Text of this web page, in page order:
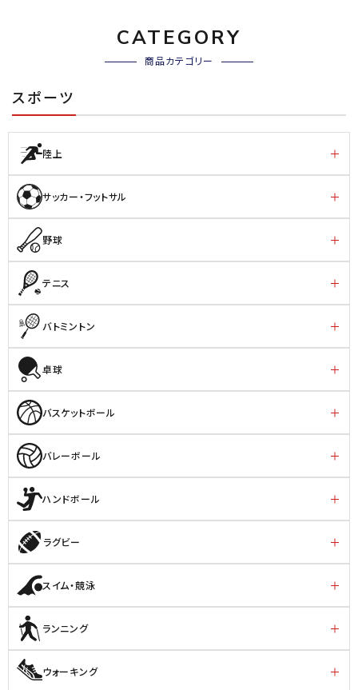
CATEGORY
商品カテゴリー
スポーツ
陸上
サッカー・フットサル
野球
テニス
バトミントン
卓球
バスケットボール
バレーボール
ハンドボール
ラグビー
スイム・競泳
ランニング
ウォーキング